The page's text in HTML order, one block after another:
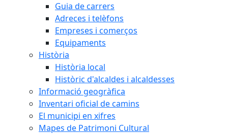
Guia de carrers
Adreces i telèfons
Empreses i comerços
Equipaments
Història
Història local
Històric d'alcaldes i alcaldesses
Informació geogràfica
Inventari oficial de camins
El municipi en xifres
Mapes de Patrimoni Cultural